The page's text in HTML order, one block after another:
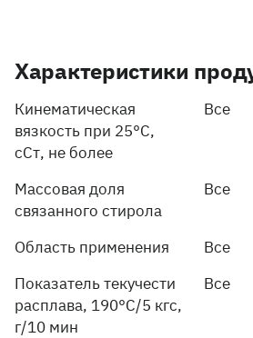
Характеристики
Кинематическая
вязкость при 25°С,
сСт, не более
Все
Массовая доля
связанного стирола
Все
Область применения
Все
Показатель текучести
расплава, 190°C/5 кгс,
г/10 мин
Все